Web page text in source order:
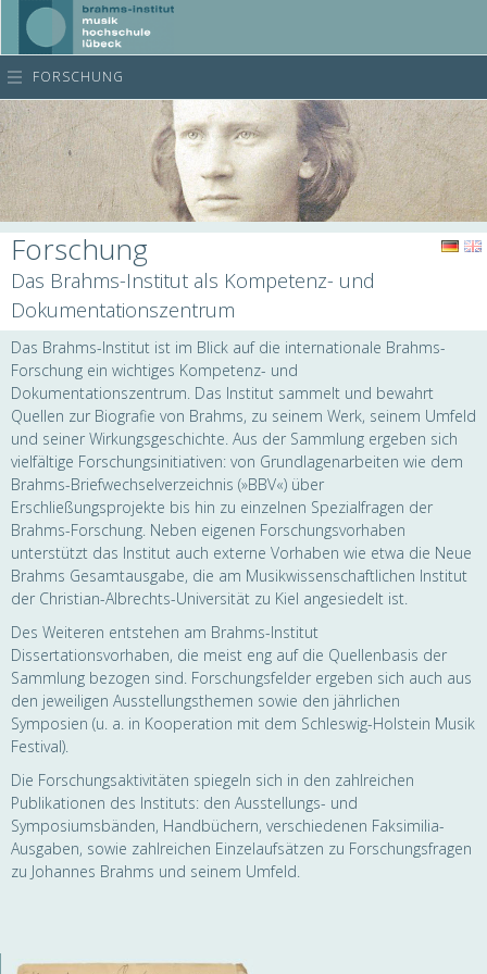
FORSCHUNG
Forschung
Das Brahms-Institut als Kompetenz- und
Dokumentationszentrum
Das Brahms-Institut ist im Blick auf die internationale Brahms-
Forschung ein wichtiges Kompetenz- und
Dokumentationszentrum. Das Institut sammelt und bewahrt
Quellen zur Biografie von Brahms, zu seinem Werk, seinem Umfeld
und seiner Wirkungsgeschichte. Aus der Sammlung ergeben sich
vielfältige Forschungsinitiativen: von Grundlagenarbeiten wie dem
Brahms-Briefwechselverzeichnis (»BBV«) über
Erschließungsprojekte bis hin zu einzelnen Spezialfragen der
Brahms-Forschung. Neben eigenen Forschungsvorhaben
unterstützt das Institut auch externe Vorhaben wie etwa die Neue
Brahms Gesamtausgabe, die am Musikwissenschaftlichen Institut
der Christian-Albrechts-Universität zu Kiel angesiedelt ist.
Des Weiteren entstehen am Brahms-Institut
Dissertationsvorhaben, die meist eng auf die Quellenbasis der
Sammlung bezogen sind. Forschungsfelder ergeben sich auch aus
den jeweiligen Ausstellungsthemen sowie den jährlichen
Symposien (u. a. in Kooperation mit dem Schleswig-Holstein Musik
Festival).
Die Forschungsaktivitäten spiegeln sich in den zahlreichen
Publikationen des Instituts: den Ausstellungs- und
Symposiumsbänden, Handbüchern, verschiedenen Faksimilia-
Ausgaben, sowie zahlreichen Einzelaufsätzen zu Forschungsfragen
zu Johannes Brahms und seinem Umfeld.